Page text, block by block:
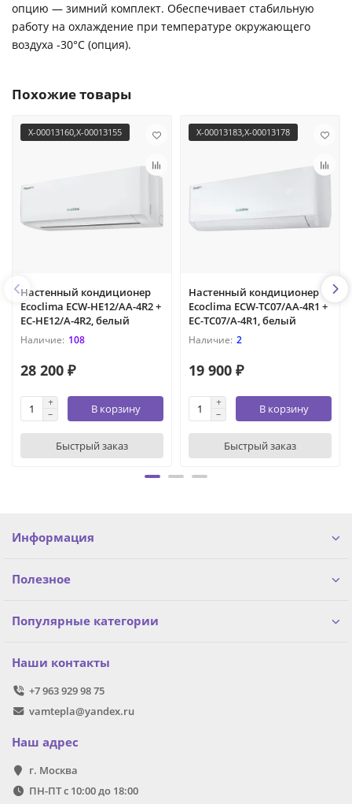
опцию — зимний комплект. Обеспечивает стабильную
работу на охлаждение при температуре окружающего
воздуха -30°С (опция).
Похожие товары
X-00013160,X-00013155
Настенный кондиционер
Ecoclima ECW-HE12/AA-4R2 +
EC-HE12/A-4R2, белый
108
28 200 ₽
В корзину
Быстрый заказ
X-00013183,X-00013178
Настенный кондиционер
Ecoclima ECW-TC07/AA-4R1 +
EC-TC07/A-4R1, белый
2
19 900 ₽
В корзину
Быстрый заказ
Информация
Полезное
Популярные категории
Наши контакты
+7 963 929 98 75
vamtepla@yandex.ru
Наш адрес
г. Москва
ПН-ПТ с 10:00 до 18:00